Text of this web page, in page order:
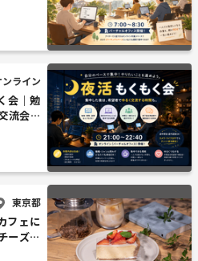
ンライン
会｜勉
流会あ
東京都
フェに
ーズケ